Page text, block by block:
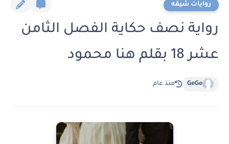
روايات شيقه
رواية نصف حكاية الفصل الثامن
عشر 18 بقلم هنا محمود
GeGe منذ عام